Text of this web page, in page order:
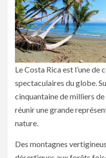
Le Costa Rica est l’une de
spectaculaires du globe.
cinquantaine de milliers
réunir une grande
nature.
Des montagnes